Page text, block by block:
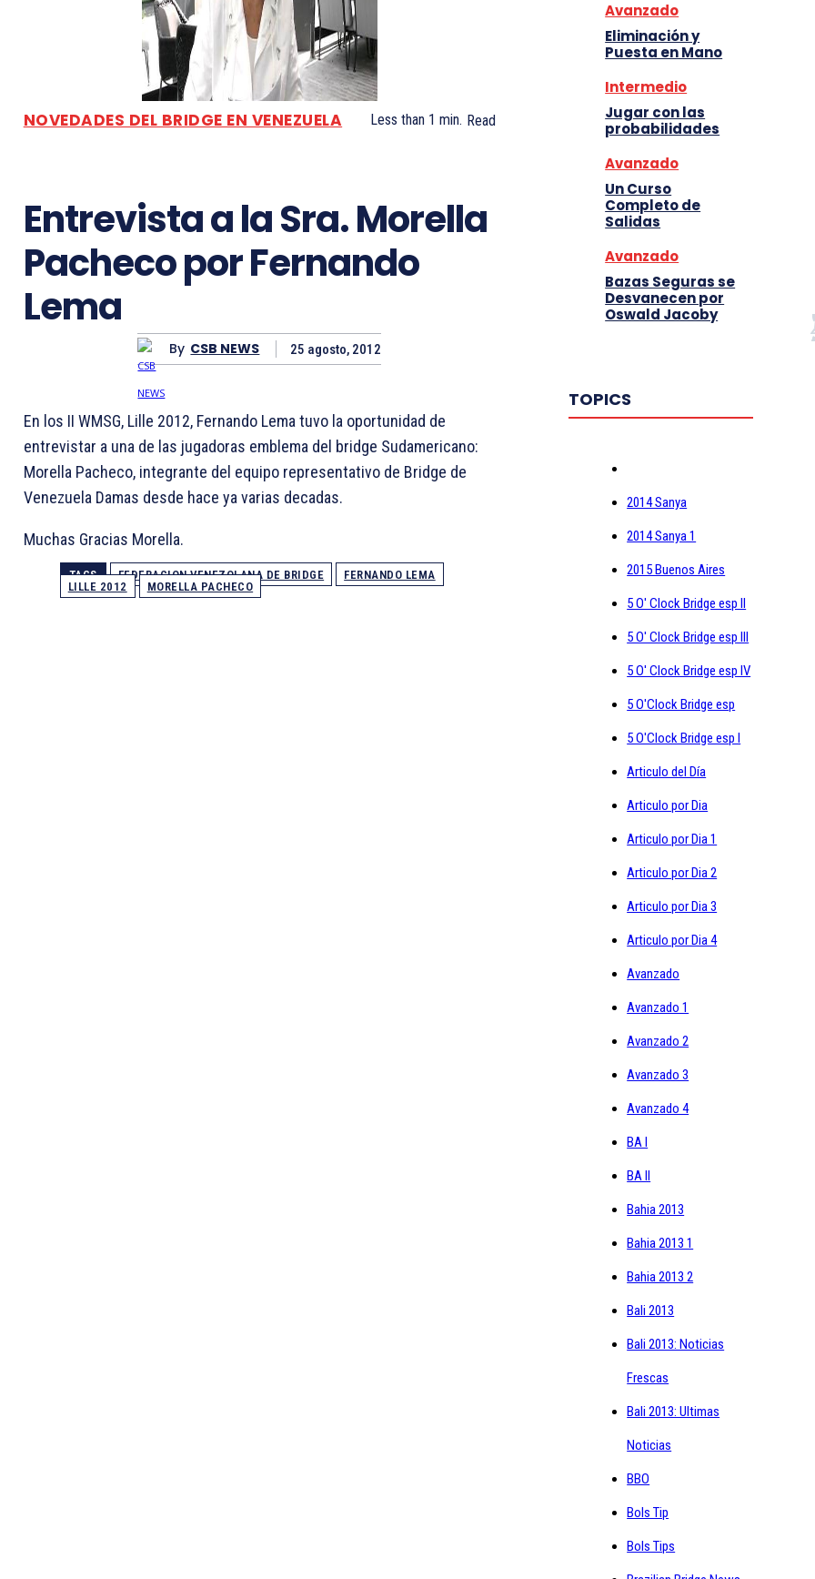
NOVEDADES DEL BRIDGE EN VENEZUELA Less than 1 min. Read
Entrevista a la Sra. Morella
Pacheco por Fernando
Lema
By CSB NEWS 25 agosto, 2012
En los II WMSG, Lille 2012, Fernando Lema tuvo la oportunidad de
entrevistar a una de las jugadoras emblema del bridge Sudamericano:
Morella Pacheco, integrante del equipo representativo de Bridge de
Venezuela Damas desde hace ya varias decadas.
Muchas Gracias Morella.
TAGS FEDERACION VENEZOLANA DE BRIDGE
FERNANDO LEMA
LILLE 2012
MORELLA PACHECO
Avanzado
Eliminación y
Puesta en Mano
Intermedio
Jugar con las
probabilidades
Avanzado
Un Curso
Completo de
Salidas
Avanzado
Bazas Seguras se
Desvanecen por
Oswald Jacoby
TOPICS
2014 Sanya
2014 Sanya 1
2015 Buenos Aires
5 O' Clock Bridge esp II
5 O' Clock Bridge esp III
5 O' Clock Bridge esp IV
5 O'Clock Bridge esp
5 O'Clock Bridge esp I
Articulo del Día
Articulo por Dia
Articulo por Dia 1
Articulo por Dia 2
Articulo por Dia 3
Articulo por Dia 4
Avanzado
Avanzado 1
Avanzado 2
Avanzado 3
Avanzado 4
BA I
BA II
Bahia 2013
Bahia 2013 1
Bahia 2013 2
Bali 2013
Bali 2013: Noticias
Frescas
Bali 2013: Ultimas
Noticias
BBO
Bols Tip
Bols Tips